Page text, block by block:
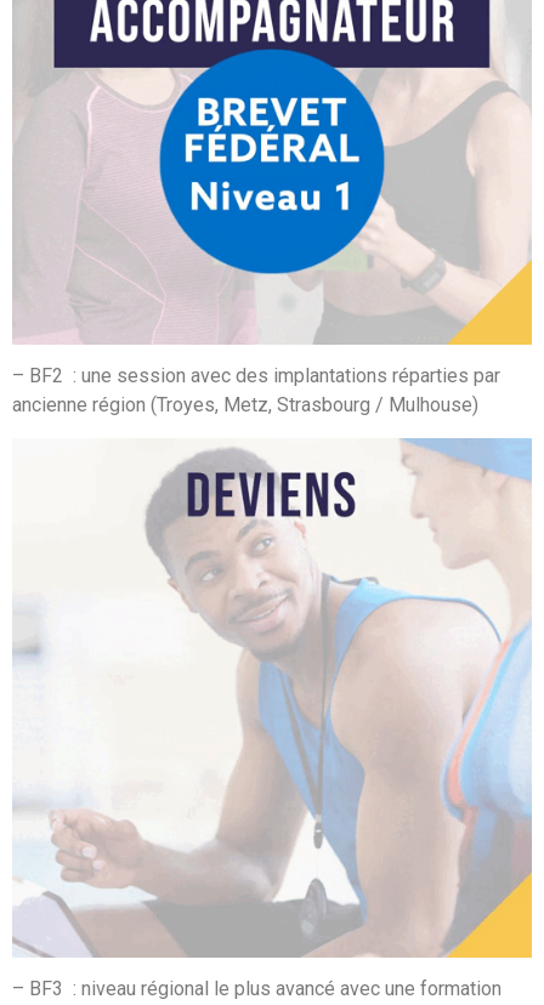
– BF2 : une session avec des implantations réparties par
ancienne région (Troyes, Metz, Strasbourg / Mulhouse)
– BF3 : niveau régional le plus avancé avec une formation